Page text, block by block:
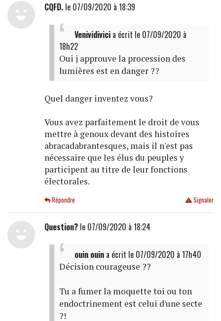
CQFD.le 07/09/2020 à 18:39
Venividivicia écrit le 07/09/2020 à
18h22
Oui j approuve la procession des
lumières est en danger ??
Quel danger inventez vous?
Vous avez parfaitement le droit de vous
mettre à genoux devant des histoires
abracadabrantesques, mais il n'est pas
nécessaire que les élus du peuples y
participent au titre de leur fonctions
électorales.
Signaler
Répondre
Question?le 07/09/2020 à 18:24
ouin ouina écrit le 07/09/2020 à 17h40
Décision courageuse ??
Tu a fumer la moquette toi ou ton
endoctrinement est celui d'une secte
?!